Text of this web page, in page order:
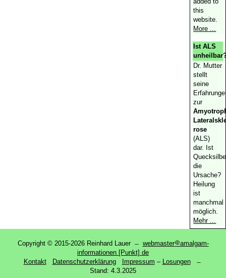
this
website.
More ...
Ist ALS
Dr. Mutter
stellt
seine
zur
rose
(ALS)
dar. Ist
die
Ursache?
Heilung
ist
manchmal
möglich.
Mehr ...
Copyright © 2015-2026 Reinhard Lauer ̶ webmaster
amalgam-
informationen [Punkt] de
Kontakt
Datenschutzerklärung Impressum ‒ Losungen̶
Stand: 4.3.2025